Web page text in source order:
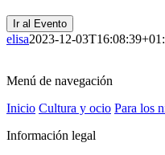
Ir al Evento
elisa2023-12-
Menú de navegación
Inicio Cultura y ocio Para los
Información legal